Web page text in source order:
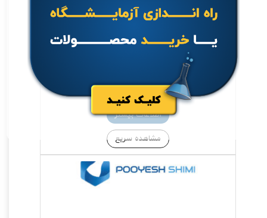
جهت خرید تماس بگیرید.
اطلاعات بیشتر
مشاهده سریع